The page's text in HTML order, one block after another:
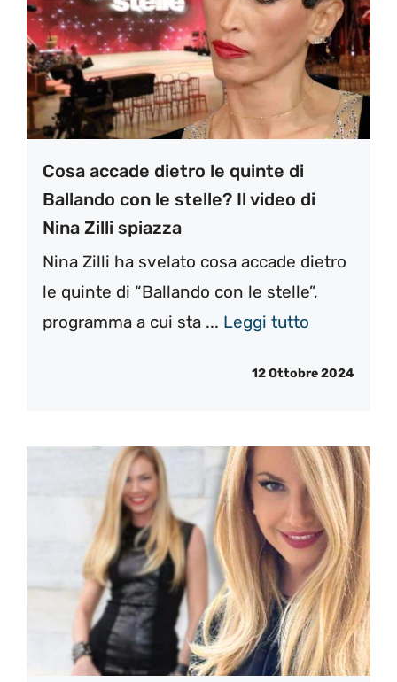
Cosa accade dietro le quinte di
Ballando con le stelle? Il video di
Nina Zilli spiazza
Nina Zilli ha svelato cosa accade dietro
le quinte di “Ballando con le stelle”,
programma a cui sta ... Leggi tutto
12 Ottobre 2024